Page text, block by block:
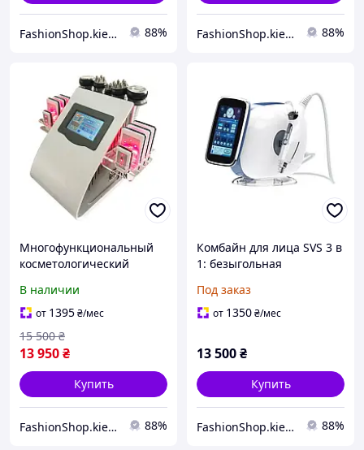
FashionShop.kiev.ua - Материалы для красоты 88% FashionShop.kiev.ua - Материалы для красоты 88%
Многофункциональный
косметологический
вакуумный массаж,
кавитация, RF-лифтинг и
липолиз
В наличии
от 1395₴/мес
13 950₴
15 500 ₴
Купить
FashionShop.kiev.ua - Материалы для красоты 88%
Комбайн для лица SVS 3 в
1: безыгольная
Nano
Под заказ
от 1350₴/мес
13 500₴
Купить
FashionShop.kiev.ua - Материалы для красоты 88%